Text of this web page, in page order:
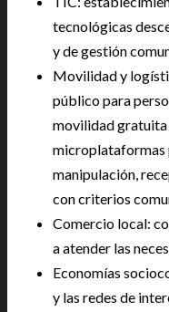
tecnológicas
y de gestión
Movilidad y
público para
movilidad
microplataformas
manipulación,
con criterios
Comercio local:
a atender las
Economías
y las redes de